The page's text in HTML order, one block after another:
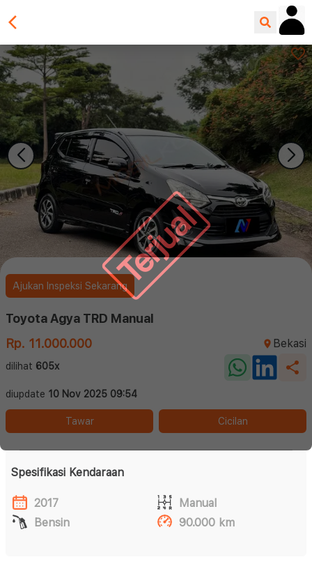
Terjual
Ajukan Inspeksi Sekarang
Toyota Agya TRD Manual
Rp. 11.000.000
Bekasi
dilihat 605x
diupdate 10 Nov 2025 09:54
Tawar Cicilan
Spesifikasi Kendaraan
2017
Manual
Bensin
90.000 km